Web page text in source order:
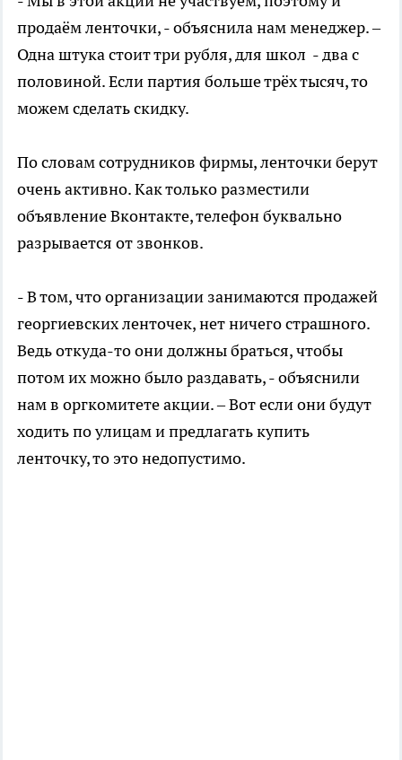
продаём ленточки, - объяснила нам менеджер. –
Одна штука стоит три рубля, для школ - два с
половиной. Если партия больше трёх тысяч, то
можем сделать скидку.
По словам сотрудников фирмы, ленточки берут
очень активно. Как только разместили
объявление Вконтакте, телефон буквально
разрывается от звонков.
- В том, что организации занимаются продажей
георгиевских ленточек, нет ничего страшного.
Ведь откуда-то они должны браться, чтобы
потом их можно было раздавать, - объяснили
нам в оргкомитете акции. – Вот если они будут
ходить по улицам и предлагать купить
ленточку, то это недопустимо.